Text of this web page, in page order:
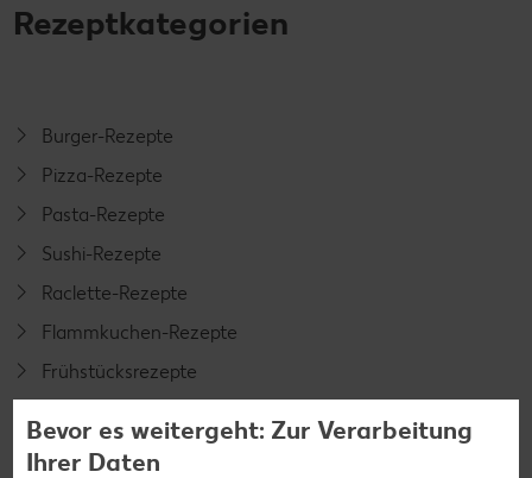
Rezeptkategorien
Burger-Rezepte
Pizza-Rezepte
Pasta-Rezepte
Sushi-Rezepte
Raclette-Rezepte
Flammkuchen-Rezepte
Frühstücksrezepte
Salat-Rezepte
Bevor es weitergeht: Zur Verarbeitung
Ihrer Daten